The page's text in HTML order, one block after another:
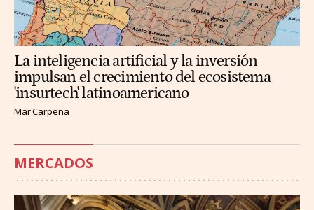
La inteligencia artificial y la inversión
impulsan el crecimiento del ecosistema
'insurtech' latinoamericano
Mar Carpena
MERCADOS